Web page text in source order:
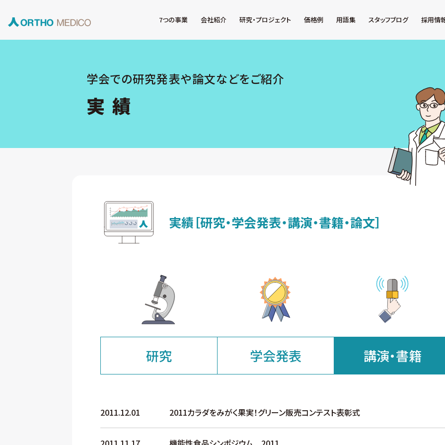
7つの事業 会社紹介 研究・プロジェクト 価格例 用語集 スタッフブログ 採用情
学会での研究発表や論文などをご紹介
実 績
実績［研究・学会発表・講演・書籍・論文］
研究 学会発表 講演・書籍
2011.12.01 2011カラダをみがく果実！グリーン販売コンテスト表彰式